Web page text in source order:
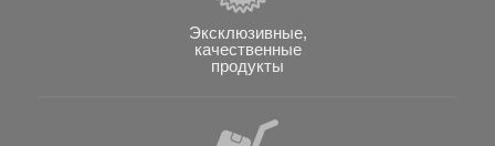
Эксклюзивные,
качественные
продукты